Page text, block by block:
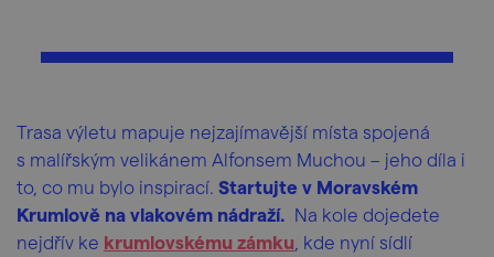
Trasa výletu mapuje nejzajímavější místa spojená
s malířským velikánem Alfonsem Muchou – jeho díla i
to, co mu bylo inspirací. Startujte v Moravském
Krumlově na vlakovém nádraží. Na kole dojedete
nejdřív ke krumlovskému zámku , kde nyní sídlí